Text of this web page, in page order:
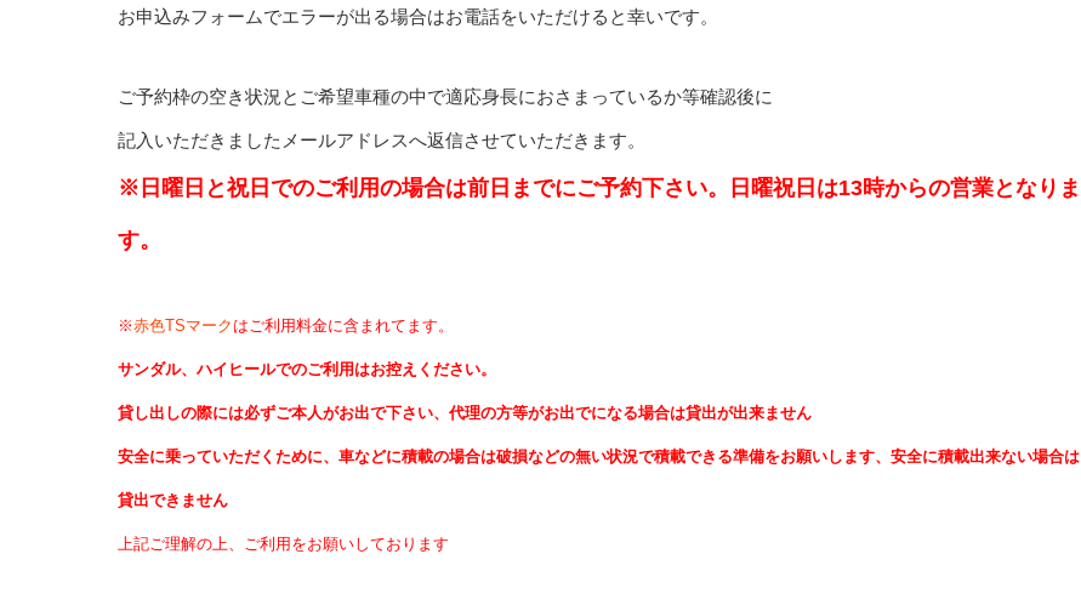
お申込みフォームでエラーが出る場合はお電話をいただけると幸いです。
ご予約枠の空き状況とご希望車種の中で適応身長におさまっているか等確認後に
記入いただきましたメールアドレスへ返信させていただきます。
※日曜日と祝日でのご利用の場合は前日までにご予約下さい。日曜祝日は13時からの営業となりま
す。
※赤色TSマーク はご利用料金に含まれてます。
サンダル、ハイヒールでのご利用はお控えください。
貸し出しの際には必ずご本人がお出で下さい、代理の方等がお出でになる場合は貸出が出来ません
安全に乗っていただくために、車などに積載の場合は破損などの無い状況で積載できる準備をお願いします、安全に積載出来ない場合は
貸出できません
上記ご理解の上、ご利用をお願いしております